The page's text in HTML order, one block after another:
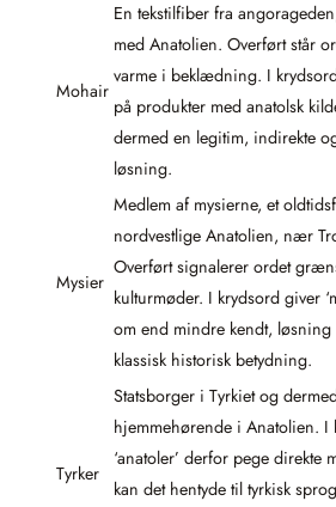
Mohair
En tekstilfiber fra
med Anatolien. Overført står
varme i beklædning. I krydsord
på produkter med anatolsk
dermed en legitim, indirekte
løsning.
Mysier
Medlem af mysierne, et
nordvestlige Anatolien, nær
Overført signalerer ordet
kulturmøder. I krydsord giver
om end mindre kendt, løsning
klassisk historisk betydning.
Tyrker
Statsborger i Tyrkiet og
hjemmehørende i Anatolien. I
‘anatoler’ derfor pege direkte
kan det hentyde til tyrkisk